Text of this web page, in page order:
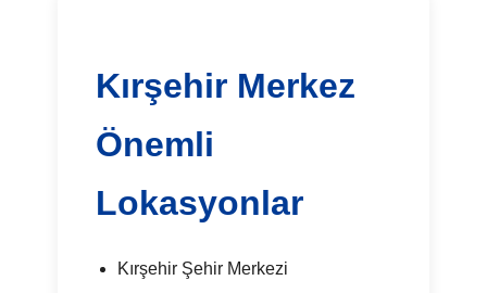
Kırşehir Merkez
Önemli
Lokasyonlar
Kırşehir Şehir Merkezi